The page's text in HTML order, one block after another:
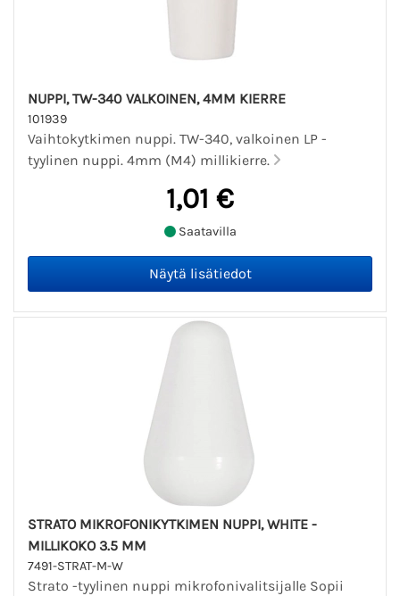
NUPPI, TW-340 VALKOINEN, 4MM KIERRE
101939
Vaihtokytkimen nuppi. TW-340, valkoinen LP -
tyylinen nuppi. 4mm (M4) millikierre.
1,01 €
Saatavilla
STRATO MIKROFONIKYTKIMEN NUPPI, WHITE -
MILLIKOKO 3.5 MM
7491-STRAT-M-W
Strato -tyylinen nuppi mikrofonivalitsijalle Sopii